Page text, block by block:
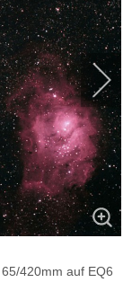
420mm auf EQ6